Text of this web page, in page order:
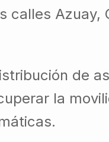
calles
de
la